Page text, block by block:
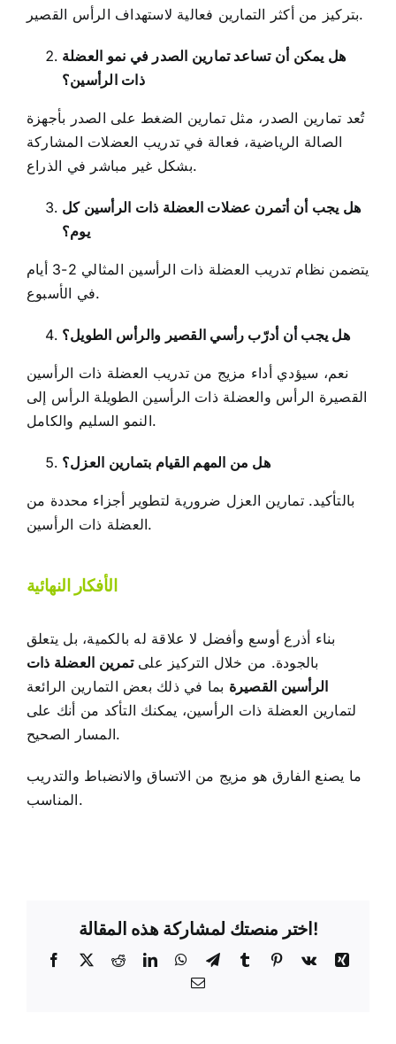
بتركيز من أكثر التمارين فعالية لاستهداف الرأس القصير.
هل يمكن أن تساعد تمارين الصدر في نمو العضلة
ذات الرأسين؟
تُعد تمارين الصدر، مثل تمارين الضغط على الصدر بأجهزة
الصالة الرياضية، فعالة في تدريب العضلات المشاركة
بشكل غير مباشر في الذراع.
هل يجب أن أتمرن عضلات العضلة ذات الرأسين كل
يوم؟
يتضمن نظام تدريب العضلة ذات الرأسين المثالي 2-3 أيام
في الأسبوع.
هل يجب أن أدرّب رأسي القصير والرأس الطويل؟
نعم، سيؤدي أداء مزيج من تدريب العضلة ذات الرأسين
القصيرة الرأس والعضلة ذات الرأسين الطويلة الرأس إلى
النمو السليم والكامل.
هل من المهم القيام بتمارين العزل؟
بالتأكيد. تمارين العزل ضرورية لتطوير أجزاء محددة من
العضلة ذات الرأسين.
الأفكار النهائية
بناء أذرع أوسع وأفضل لا علاقة له بالكمية، بل يتعلق
بالجودة. من خلال التركيز علىتمرين العضلة ذات
الرأسين القصيرة بما في ذلك بعض التمارين الرائعة
لتمارين العضلة ذات الرأسين، يمكنك التأكد من أنك على
المسار الصحيح.
ما يصنع الفارق هو مزيج من الاتساق والانضباط والتدريب
المناسب.
اختر منصتك لمشاركة هذه المقالة!
فيسبوك
X ريديتلينكد واتساببرقية تمبلر بينتيريست
في
شينغ
البريد